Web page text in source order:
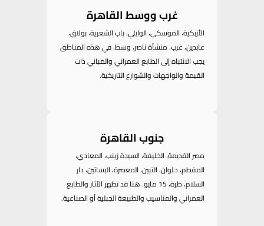
غرب ووسط القاهرة
الأزبكية، الموسكي، الوايلي، باب الشعرية، بولاق،
عابدين، غرب، منشأة ناصر، وسط. في هذه المناطق
يجب الانتباه إلى الطابع العمراني والمباني ذات
القيمة والواجهات والشوارع التاريخية.
جنوب القاهرة
مصر القديمة، الخليفة، السيدة زينب، المعادي،
المقطم، حلوان، التبين، المعصرة، البساتين، دار
السلام، طرة، 15 مايو. هنا قد تظهر الآثار والطابع
العمراني والمناسيب والطبيعة الجبلية أو الصناعية.